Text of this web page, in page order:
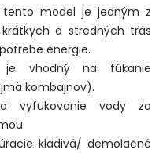
tento model je jedným z
a stredných trás
energie.
vhodný na fúkanie
kombajnov).
vyfukovanie vody zo
kladivá/ demolačné